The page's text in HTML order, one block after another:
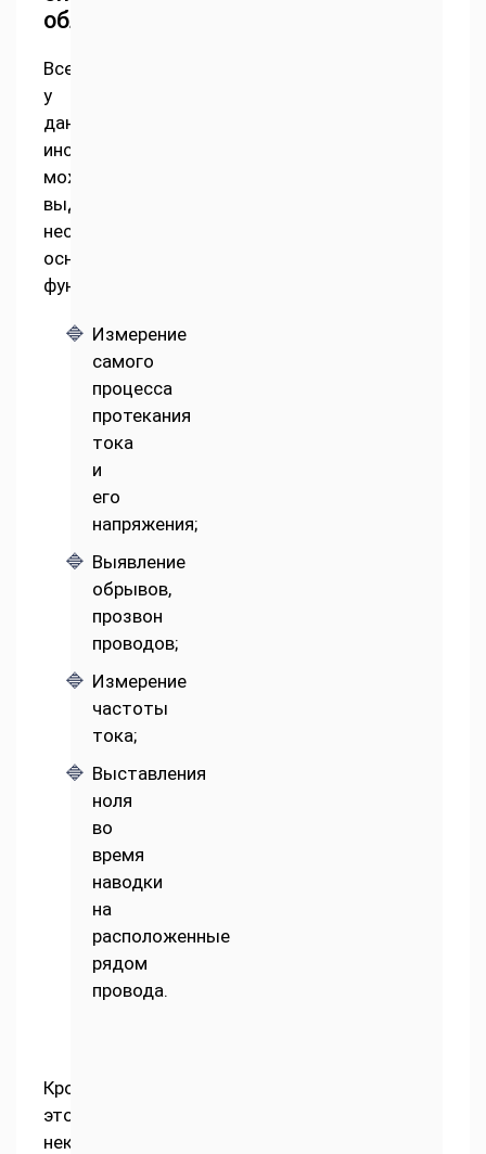
обладают
Всего
у
данного
инструмента
можно
выделить
несколько
основных
функций:
Измерение
самого
процесса
протекания
тока
и
его
напряжения;
Выявление
обрывов,
прозвон
проводов;
Измерение
частоты
тока;
Выставления
ноля
во
время
наводки
на
расположенные
рядом
провода.
Кроме
этого
некоторые